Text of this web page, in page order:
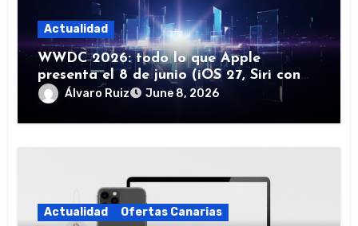
Actualidad
WWDC 2026: todo lo que Apple
presenta el 8 de junio (iOS 27, Siri con
IA y más)
Álvaro Ruiz June 8, 2026
Actualidad Ofertas Canarias